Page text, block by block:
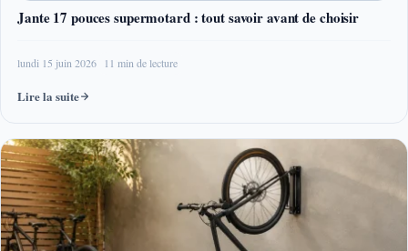
Jante 17 pouces supermotard : tout savoir avant de choisir
lundi 15 juin 2026 11 min de lecture
Lire la suite